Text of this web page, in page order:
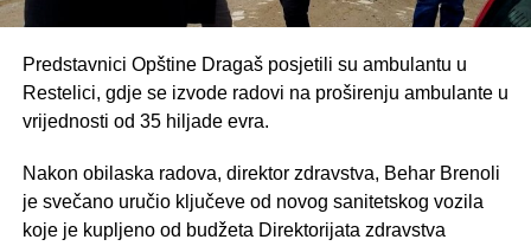
Predstavnici Opštine Dragaš posjetili su ambulantu u
Restelici, gdje se izvode radovi na proširenju ambulante u
vrijednosti od 35 hiljade evra.
Nakon obilaska radova, direktor zdravstva, Behar Brenoli
je svečano uručio ključeve od novog sanitetskog vozila
koje je kupljeno od budžeta Direktorijata zdravstva